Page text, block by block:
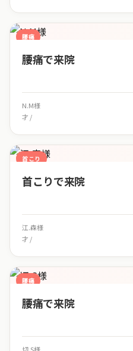
腰痛
腰痛で来院
N.M様
才 /
首こり
首こりで来院
江.森様
才 /
腰痛
腰痛で来院